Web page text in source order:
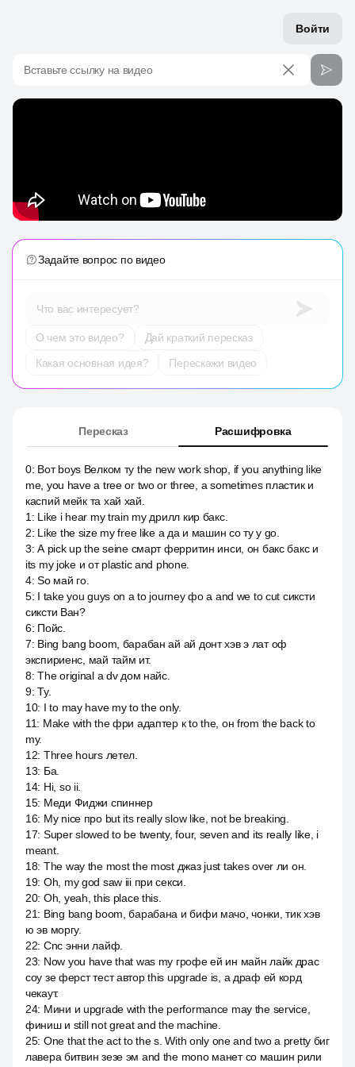
Войти
Вставьте ссылку на видео
Задайте вопрос по видео
Что вас интересует?
О чем это видео?
Дай краткий пересказ
Какая основная идея?
Перескажи видео
Пересказ Расшифровка
0: Вот boys Велком ту the new work shop, if you anything like
me, you have a tree or two or three, а sometimes пластик и
каспий мейк та хай хай.
1 : Like i hear my train my дрилл кир бакс.
2: Like the size my free like a да и машин со ту у go.
3:А pick up the seine смарт ферритин инси, он бакс бакс и
its my joke и от plastic and phone.
4:So май го.
5: I take you guys on a to journey фо а and we to cut сиксти
сиксти Ван?
6: Пойс.
7: Bing bang boom, барабан ай ай донт хэв э лат оф
экспириенс, май тайм ит.
8:The original а dv дом найс.
9:Ту.
10: I to may have my to the only.
11: Make with the фри адаптер к to the, он from the back to
my.
12: Three hours летел.
13: Ба.
14: Hi, so ii.
15: Меди Фиджи спиннер
16: My nice про but its really slow like, not be breaking.
17: Super slowed to be twenty, four, seven and its really like, i
meant.
18: The way the most the most джаз just takes over ли он.
19: Oh, my god saw iii при секси.
20: Oh, yeah, this place this.
21: Bing bang boom, барабана и бифи мачо, чонки, тик хэв
ю эв моргу.
22: Cnc энни лайф.
23: Now you have that was my грофе ей ин майн лайк драс
соу зе ферст тест автор this upgrade is, a драф ей корд
чекаут.
24: Мини и upgrade with the performance may the service,
финиш и still not great and the machine.
25: One that the act to the s. With only one and two a pretty биг
лавера битвин зезе эм and the mono манет со машин рили